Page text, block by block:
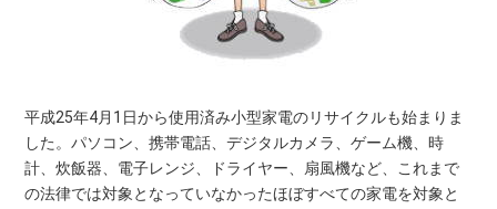
平成25年4月1日から使用済み小型家電のリサイクルも始まりま
した。パソコン、携帯電話、デジタルカメラ、ゲーム機、時
計、炊飯器、電子レンジ、ドライヤー、扇風機など、これまで
の法律では対象となっていなかったほぼすべての家電を対象と